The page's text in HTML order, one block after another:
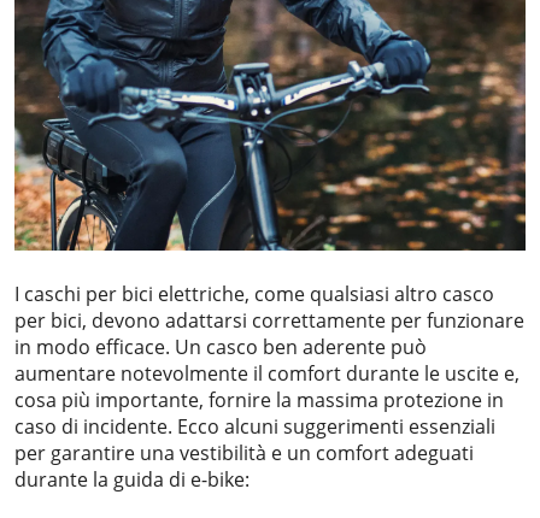
I caschi per bici elettriche, come qualsiasi altro casco
per bici, devono adattarsi correttamente per funzionare
in modo efficace. Un casco ben aderente può
aumentare notevolmente il comfort durante le uscite e,
cosa più importante, fornire la massima protezione in
caso di incidente. Ecco alcuni suggerimenti essenziali
per garantire una vestibilità e un comfort adeguati
durante la guida di e-bike: